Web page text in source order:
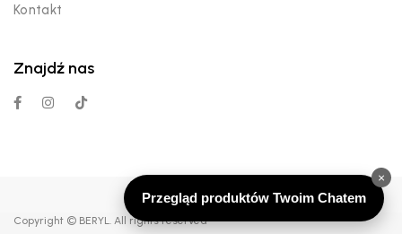
Kontakt
Znajdź nas
Copyright © BERYL. All rights reserved
×
Przegląd produktów Twoim Chatem